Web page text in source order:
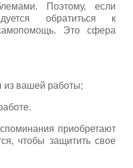
Поэтому, если
обратиться к
Это сфера
из вашей работы;
приобретают
чтобы защитить свое